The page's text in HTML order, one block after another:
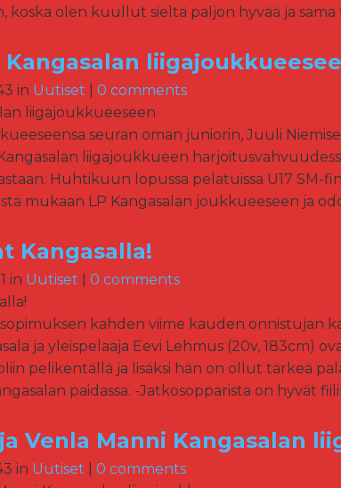
koska olen kuullut sieltä paljon hyvää ja sama
in Uutiset 0 comments
seuran oman juniorin, Juuli
liigajoukkueen
Huhtikuun lopussa pelatuissa U17
mukaan LP Kangasalan joukkueeseen ja
Kangasalla!
in Uutiset 0 comments
kahden viime kauden onnistujan
ja yleispelaaja Eevi Lehmus (20v,
pelikentällä ja lisäksi hän on ollut tärkeä
paidassa. -Jatkosopparista on hyvät
Venla Manni Kangasalan
in Uutiset 0 comments